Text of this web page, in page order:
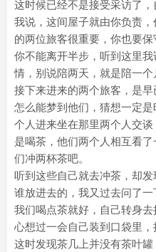
这时候已经不是接受采访了
我说，这间屋子就由你负责
的两位旅客很重要，你也要
你不能离开半步，听到这里
情，别说陪两天，就是陪一个
接下来进来的两个旅客，是
怎么能梦到他们，猜想一定
个人进来坐在那里两个人交
是喝茶，他们两个人相互看
们冲两杯茶吧。
听到这些自己就去冲茶，却
谁放进去的，我又过去问了
我们喝点茶就好，自己转身
心想过一会自己装到口袋里，
这时发现茶几上并没有茶叶